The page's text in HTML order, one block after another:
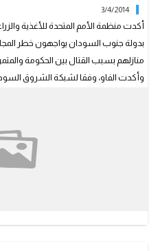
3/4/2014
أكدت منظمة الأمم المتحدة للأغذية
بدولة جنوب السودان يواجهون خطر
منازلهم بسبب القتال بين الحكومة
وأكدت الفاو، وفقا لشبكة الشروق